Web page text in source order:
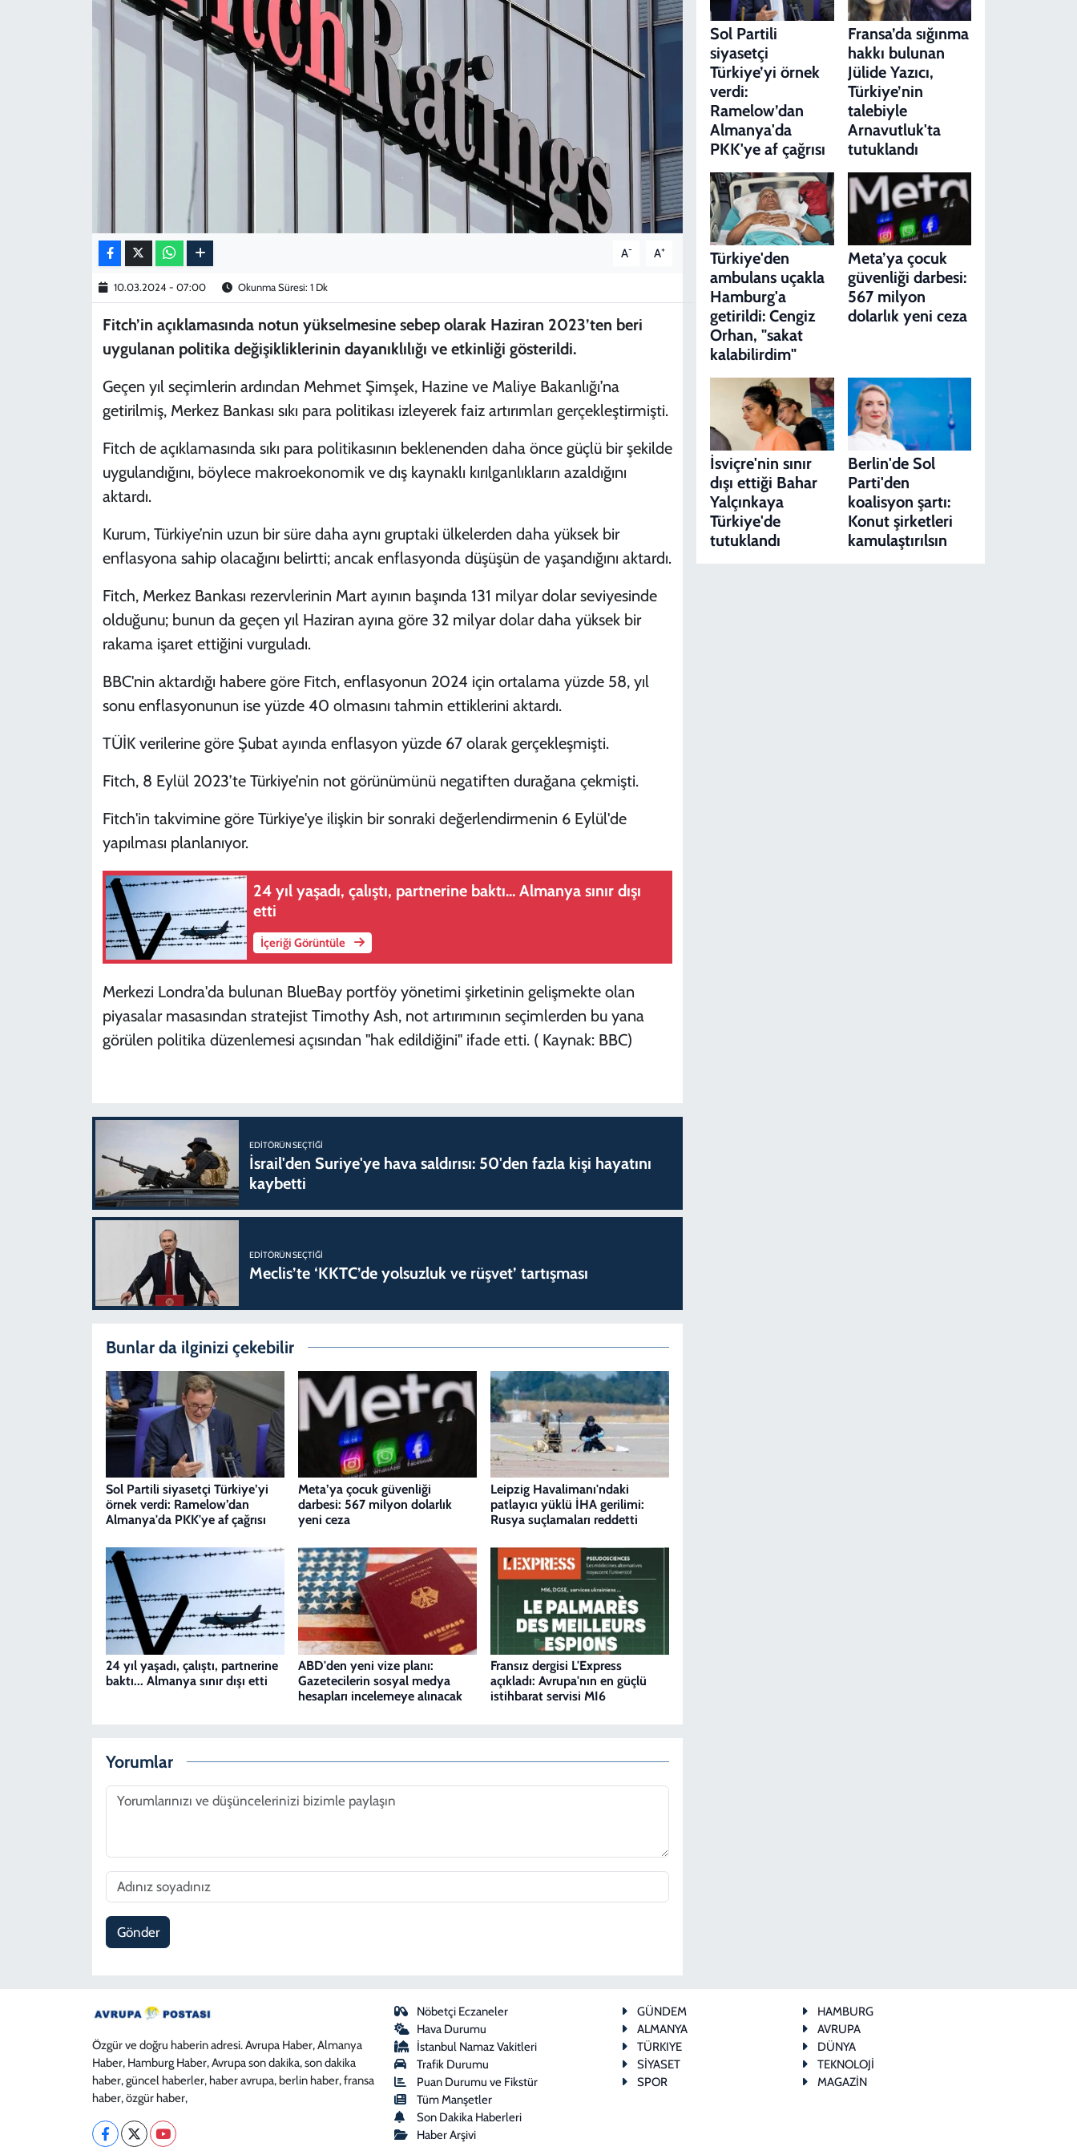
A- A+
10.03.2024 - 07:00 Okunma Süresi: 1 Dk
Fitch’in açıklamasında notun yükselmesine sebep olarak Haziran 2023’ten beri
uygulanan politika değişikliklerinin dayanıklılığı ve etkinliği gösterildi.
Geçen yıl seçimlerin ardından Mehmet Şimşek, Hazine ve Maliye Bakanlığı’na
getirilmiş, Merkez Bankası sıkı para politikası izleyerek faiz artırımları gerçekleştirmişti.
Fitch de açıklamasında sıkı para politikasının beklenenden daha önce güçlü bir şekilde
uygulandığını, böylece makroekonomik ve dış kaynaklı kırılganlıkların azaldığını
aktardı.
Kurum, Türkiye’nin uzun bir süre daha aynı gruptaki ülkelerden daha yüksek bir
enflasyona sahip olacağını belirtti; ancak enflasyonda düşüşün de yaşandığını aktardı.
Fitch, Merkez Bankası rezervlerinin Mart ayının başında 131 milyar dolar seviyesinde
olduğunu; bunun da geçen yıl Haziran ayına göre 32 milyar dolar daha yüksek bir
rakama işaret ettiğini vurguladı.
BBC'nin aktardığı habere göre Fitch, enflasyonun 2024 için ortalama yüzde 58, yıl
sonu enflasyonunun ise yüzde 40 olmasını tahmin ettiklerini aktardı.
TÜİK verilerine göre Şubat ayında enflasyon yüzde 67 olarak gerçekleşmişti.
Fitch, 8 Eylül 2023’te Türkiye’nin not görünümünü negatiften durağana çekmişti.
Fitch'in takvimine göre Türkiye'ye ilişkin bir sonraki değerlendirmenin 6 Eylül'de
yapılması planlanıyor.
24 yıl yaşadı, çalıştı, partnerine baktı... Almanya sınır dışı
etti
İçeriği Görüntüle
Merkezi Londra'da bulunan BlueBay portföy yönetimi şirketinin gelişmekte olan
piyasalar masasından stratejist Timothy Ash, not artırımının seçimlerden bu yana
görülen politika düzenlemesi açısından "hak edildiğini" ifade etti. ( Kaynak: BBC)
EDITÖRÜN SEÇTIĞI
İsrail'den Suriye'ye hava saldırısı: 50'den fazla kişi hayatını
kaybetti
EDITÖRÜN SEÇTIĞI
Meclis’te ‘KKTC’de yolsuzluk ve rüşvet’ tartışması
Bunlar da ilginizi çekebilir
Sol Partili siyasetçi Türkiye’yi
örnek verdi: Ramelow’dan
Almanya'da PKK'ye af çağrısı
Meta’ya çocuk güvenliği
darbesi: 567 milyon dolarlık
yeni ceza
Leipzig Havalimanı'ndaki
patlayıcı yüklü İHA gerilimi:
Rusya suçlamaları reddetti
24 yıl yaşadı, çalıştı, partnerine
baktı... Almanya sınır dışı etti
ABD'den yeni vize planı:
Gazetecilerin sosyal medya
hesapları incelemeye alınacak
Fransız dergisi L'Express
açıkladı: Avrupa'nın en güçlü
istihbarat servisi MI6
Yorumlar
Gönder
Sol Partili
siyasetçi
Türkiye’yi örnek
verdi:
Ramelow’dan
Almanya'da
PKK'ye af çağrısı
Fransa’da sığınma
hakkı bulunan
Jülide Yazıcı,
Türkiye’nin
talebiyle
Arnavutluk'ta
tutuklandı
Türkiye'den
ambulans uçakla
Hamburg'a
getirildi: Cengiz
Orhan, "sakat
kalabilirdim"
Meta’ya çocuk
güvenliği darbesi:
567 milyon
dolarlık yeni ceza
İsviçre'nin sınır
dışı ettiği Bahar
Yalçınkaya
Türkiye'de
tutuklandı
Berlin'de Sol
Parti'den
koalisyon şartı:
Konut şirketleri
kamulaştırılsın
Özgür ve doğru haberin adresi. Avrupa Haber, Almanya
Haber, Hamburg Haber, Avrupa son dakika, son dakika
haber, güncel haberler, haber avrupa, berlin haber, fransa
haber, özgür haber,
Nöbetçi Eczaneler
Hava Durumu
İstanbul Namaz Vakitleri
Trafik Durumu
Puan Durumu ve Fikstür
Tüm Manşetler
Son Dakika Haberleri
Haber Arşivi
GÜNDEM
HAMBURG
ALMANYA
AVRUPA
TÜRKIYE
DÜNYA
SİYASET
TEKNOLOJİ
SPOR
MAGAZİN